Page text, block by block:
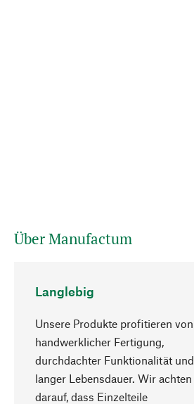
Über Manufactum
Langlebig
Unsere Produkte profitieren von
handwerklicher Fertigung,
durchdachter Funktionalität und
langer Lebensdauer. Wir achten
darauf, dass Einzelteile